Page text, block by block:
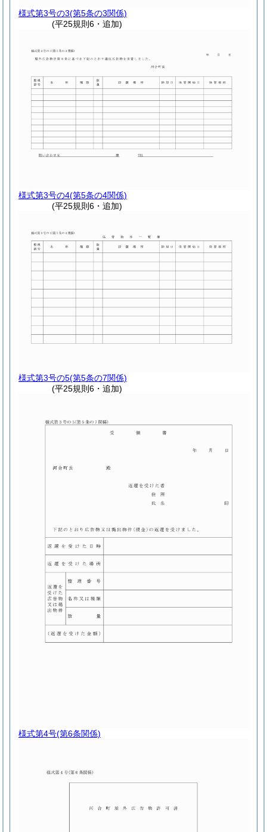
様式第3号の3(第5条の3関係)
(平25規則6・追加)
様式第3号の4(第5条の4関係)
(平25規則6・追加)
様式第3号の5(第5条の7関係)
(平25規則6・追加)
様式第4号(第6条関係)